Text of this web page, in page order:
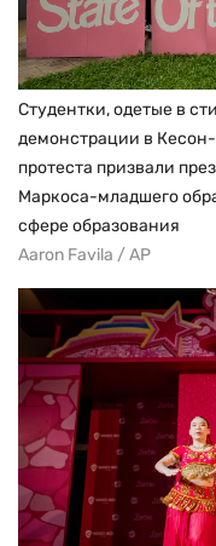
Студентки, одетые в
демонстрации в
протеста призвали
Маркоса-младшего
сфере образования
Aaron Favila / AP